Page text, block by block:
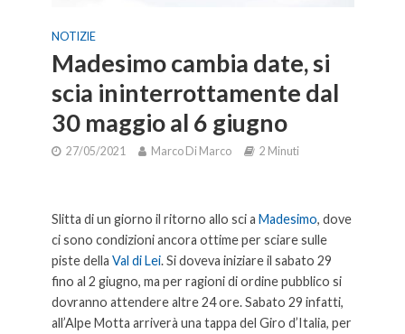
NOTIZIE
Madesimo cambia date, si
scia ininterrottamente dal
30 maggio al 6 giugno
27/05/2021 Marco Di Marco 2 Minuti
Slitta di un giorno il ritorno allo sci a Madesimo, dove
ci sono condizioni ancora ottime per sciare sulle
piste della Val di Lei. Si doveva iniziare il sabato 29
fino al 2 giugno, ma per ragioni di ordine pubblico si
dovranno attendere altre 24 ore. Sabato 29 infatti,
all’Alpe Motta arriverà una tappa del Giro d’Italia, per